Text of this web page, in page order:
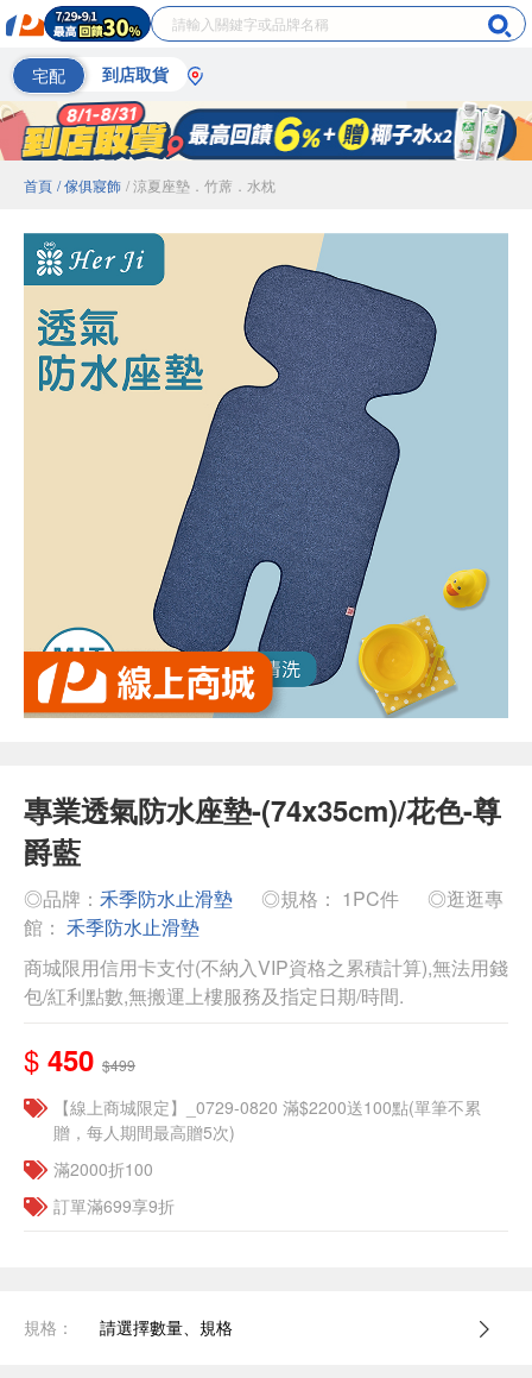
宅配 到店取貨
首頁 / 傢俱寢飾 / 涼夏座墊．竹蓆．水枕
專業透氣防水座墊-(74x35cm)/花色-尊
爵藍
◎品牌： 禾季防水止滑墊 ◎規格： 1PC件
◎逛逛專
館： 禾季防水止滑墊
商城限用信用卡支付(不納入VIP資格之累積計算),無法用錢
包/紅利點數,無搬運上樓服務及指定日期/時間.
$ 450 $499
【線上商城限定】_0729-0820 滿$2200送100點(單筆不累
贈，每人期間最高贈5次)
滿2000折100
訂單滿699享9折
規格： 請選擇數量、規格